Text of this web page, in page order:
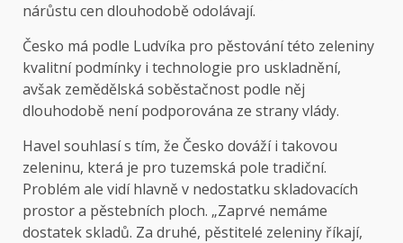
nárůstu cen dlouhodobě odolávají.
Česko má podle Ludvíka pro pěstování této zeleniny
kvalitní podmínky i technologie pro uskladnění,
avšak zemědělská soběstačnost podle něj
dlouhodobě není podporována ze strany vlády.
Havel souhlasí s tím, že Česko dováží i takovou
zeleninu, která je pro tuzemská pole tradiční.
Problém ale vidí hlavně v nedostatku skladovacích
prostor a pěstebních ploch. „Zaprvé nemáme
dostatek skladů. Za druhé, pěstitelé zeleniny říkají,